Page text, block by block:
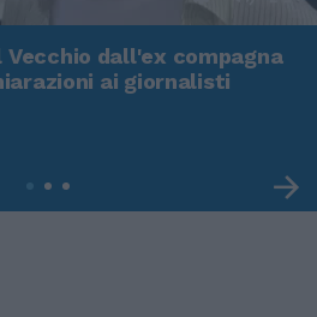
Vecchio dall'ex compagna
ai giornalisti